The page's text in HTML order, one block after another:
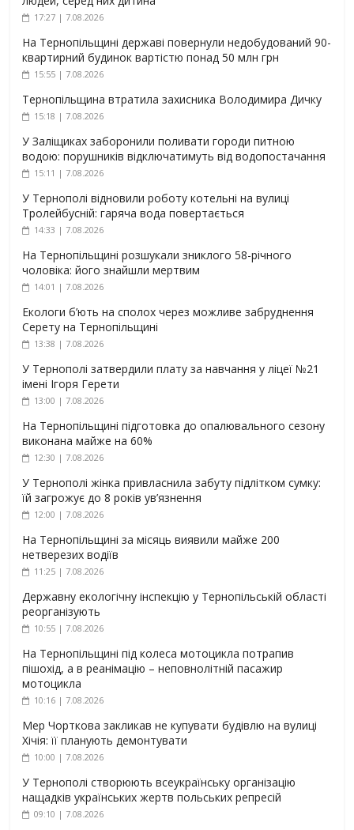
17:27 | 7.08.2026
На Тернопільщині державі повернули недобудований 90-
квартирний будинок вартістю понад 50 млн грн
15:55 | 7.08.2026
Тернопільщина втратила захисника Володимира Дичку
15:18 | 7.08.2026
У Заліщиках заборонили поливати городи питною
водою: порушників відключатимуть від водопостачання
15:11 | 7.08.2026
У Тернополі відновили роботу котельні на вулиці
Тролейбусній: гаряча вода повертається
14:33 | 7.08.2026
На Тернопільщині розшукали зниклого 58-річного
чоловіка: його знайшли мертвим
14:01 | 7.08.2026
Екологи б’ють на сполох через можливе забруднення
Серету на Тернопільщині
13:38 | 7.08.2026
У Тернополі затвердили плату за навчання у ліцеї №21
імені Ігоря Герети
13:00 | 7.08.2026
На Тернопільщині підготовка до опалювального сезону
виконана майже на 60%
12:30 | 7.08.2026
У Тернополі жінка привласнила забуту підлітком сумку:
їй загрожує до 8 років ув’язнення
12:00 | 7.08.2026
На Тернопільщині за місяць виявили майже 200
нетверезих водіїв
11:25 | 7.08.2026
Державну екологічну інспекцію у Тернопільській області
реорганізують
10:55 | 7.08.2026
На Тернопільщині під колеса мотоцикла потрапив
пішохід, а в реанімацію – неповнолітній пасажир
мотоцикла
10:16 | 7.08.2026
Мер Чорткова закликав не купувати будівлю на вулиці
Хічія: її планують демонтувати
10:00 | 7.08.2026
У Тернополі створюють всеукраїнську організацію
нащадків українських жертв польських репресій
09:10 | 7.08.2026